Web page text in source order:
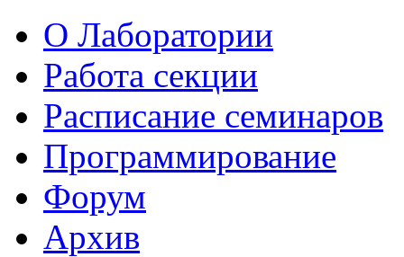
О Лаборатории
Работа секции
Расписание семинаров
Программирование
Форум
Архив